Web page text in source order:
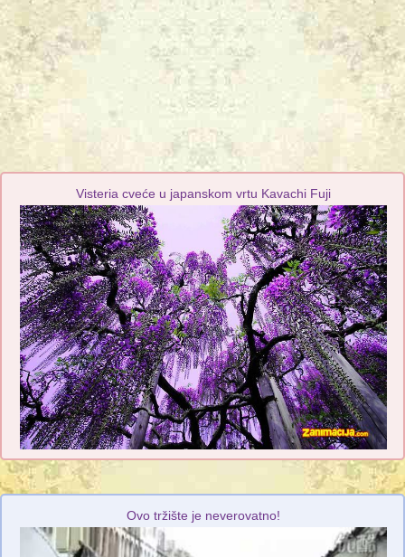
Visteria cveće u japanskom vrtu Kavachi Fuji
Ovo tržište je neverovatno!